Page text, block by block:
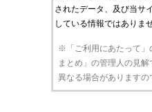
されたデータ、及び当サ
している情報ではありま
※「ご利用にあたって」
まとめ」の管理人の見
異なる場合がありますの